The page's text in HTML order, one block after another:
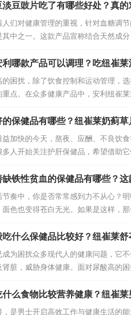
豆豉片吃了有哪些好处？真的
人们对健康管理的重视，针对血糖调
其中之一。这款产品宣称结合天然成
究竟如何？我们从成分、原理及科学
哪款产品可以调理？吃纽崔
的困扰，除了饮食控制和运动管理，
点。在众多健康产品中，安利纽崔
，成为调理血糖的优质之选。它如何
大家详细解析。…
保健品有哪些？纽崔莱奶蓟
益加快的今天，熬夜、应酬、不良饮
多人开始关注护肝保健品，希望借助
才是真正值得选择的呢？今天就为大
铁性贫血的保健品有哪些？
节奏中，你是否常常感到力不从心？
面色也变得苍白无光。如果是这样，
相当比例的人群受到缺铁性贫血的困
活质量，长期发展还可能对身体健…
吃什么保健品比较好？纽崔莱
成为困扰众多现代人的健康问题，它
肾脏，威胁身体健康。面对尿酸高的
也至关重要。在众多保健品中，纽崔
什么食物比较营养健康？纽崔
，是男士开启高效工作与健康生活的